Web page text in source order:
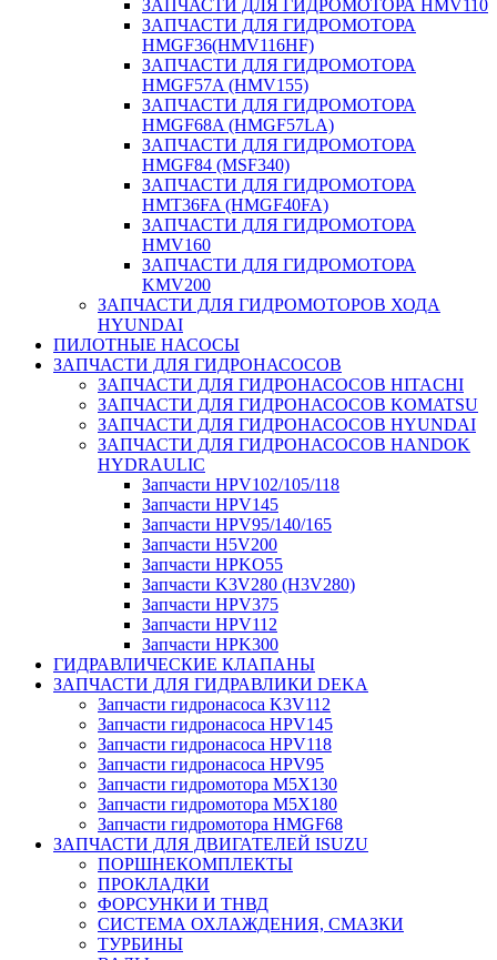
ЗАПЧАСТИ ДЛЯ ГИДРОМОТОРА HMV110
ЗАПЧАСТИ ДЛЯ ГИДРОМОТОРА
HMGF36(HMV116HF)
ЗАПЧАСТИ ДЛЯ ГИДРОМОТОРА
HMGF57A (HMV155)
ЗАПЧАСТИ ДЛЯ ГИДРОМОТОРА
HMGF68A (HMGF57LA)
ЗАПЧАСТИ ДЛЯ ГИДРОМОТОРА
HMGF84 (MSF340)
ЗАПЧАСТИ ДЛЯ ГИДРОМОТОРА
HMT36FA (HMGF40FA)
ЗАПЧАСТИ ДЛЯ ГИДРОМОТОРА
HMV160
ЗАПЧАСТИ ДЛЯ ГИДРОМОТОРА
KMV200
ЗАПЧАСТИ ДЛЯ ГИДРОМОТОРОВ ХОДА
HYUNDAI
ПИЛОТНЫЕ НАСОСЫ
ЗАПЧАСТИ ДЛЯ ГИДРОНАСОСОВ
ЗАПЧАСТИ ДЛЯ ГИДРОНАСОСОВ HITACHI
ЗАПЧАСТИ ДЛЯ ГИДРОНАСОСОВ KOMATSU
ЗАПЧАСТИ ДЛЯ ГИДРОНАСОСОВ HYUNDAI
ЗАПЧАСТИ ДЛЯ ГИДРОНАСОСОВ HANDOK
HYDRAULIC
Запчасти HPV102/105/118
Запчасти HPV145
Запчасти HPV95/140/165
Запчасти H5V200
Запчасти HPKO55
Запчасти K3V280 (H3V280)
Запчасти HPV375
Запчасти HPV112
Запчасти HPK300
ГИДРАВЛИЧЕСКИЕ КЛАПАНЫ
ЗАПЧАСТИ ДЛЯ ГИДРАВЛИКИ DEKA
Запчасти гидронасоса K3V112
Запчасти гидронасоса HPV145
Запчасти гидронасоса HPV118
Запчасти гидронасоса HPV95
Запчасти гидромотора M5X130
Запчасти гидромотора M5X180
Запчасти гидромотора HMGF68
ЗАПЧАСТИ ДЛЯ ДВИГАТЕЛЕЙ ISUZU
ПОРШНЕКОМПЛЕКТЫ
ПРОКЛАДКИ
ФОРСУНКИ И ТНВД
СИСТЕМА ОХЛАЖДЕНИЯ, СМАЗКИ
ТУРБИНЫ